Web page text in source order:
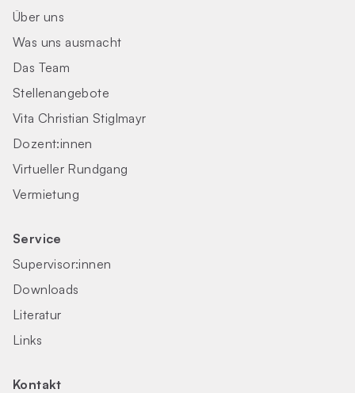
Über uns
Was uns ausmacht
Das Team
Stellenangebote
Vita Christian Stiglmayr
Dozent:innen
Virtueller Rundgang
Vermietung
Service
Supervisor:innen
Downloads
Literatur
Links
Kontakt